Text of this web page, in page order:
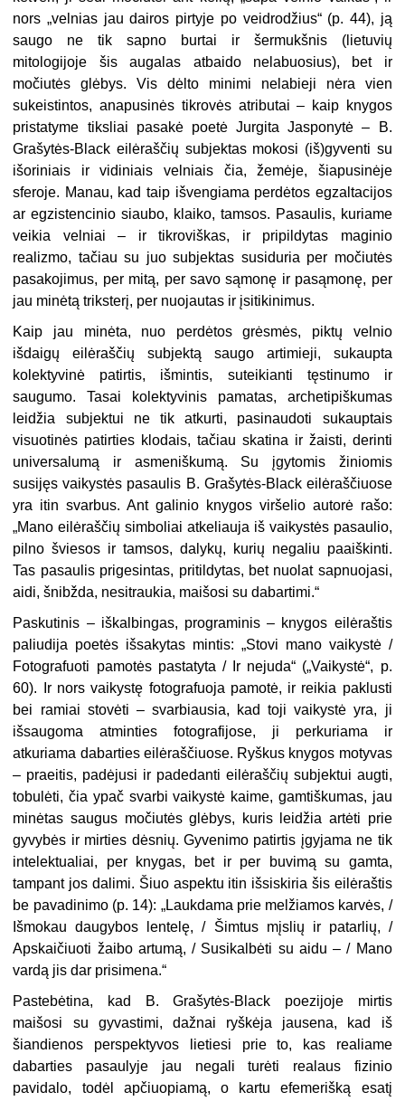
nors „velnias jau dairos pirtyje po veidrodžius“ (p. 44), ją
saugo ne tik sapno burtai ir šermukšnis (lietuvių
mitologijoje šis augalas atbaido nelabuosius), bet ir
močiutės glėbys. Vis dėlto minimi nelabieji nėra vien
sukeistintos, anapusinės tikrovės atributai – kaip knygos
pristatyme tiksliai pasakė poetė Jurgita Jasponytė – B.
Grašytės-Black eilėraščių subjektas mokosi (iš)gyventi su
išoriniais ir vidiniais velniais čia, žemėje, šiapusinėje
sferoje. Manau, kad taip išvengiama perdėtos egzaltacijos
ar egzistencinio siaubo, klaiko, tamsos. Pasaulis, kuriame
veikia velniai – ir tikroviškas, ir pripildytas maginio
realizmo, tačiau su juo subjektas susiduria per močiutės
pasakojimus, per mitą, per savo sąmonę ir pasąmonę, per
jau minėtą triksterį, per nuojautas ir įsitikinimus.
Kaip jau minėta, nuo perdėtos grėsmės, piktų velnio
išdaigų eilėraščių subjektą saugo artimieji, sukaupta
kolektyvinė patirtis, išmintis, suteikianti tęstinumo ir
saugumo. Tasai kolektyvinis pamatas, archetipiškumas
leidžia subjektui ne tik atkurti, pasinaudoti sukauptais
visuotinės patirties klodais, tačiau skatina ir žaisti, derinti
universalumą ir asmeniškumą. Su įgytomis žiniomis
susijęs vaikystės pasaulis B. Grašytės-Black eilėraščiuose
yra itin svarbus. Ant galinio knygos viršelio autorė rašo:
„Mano eilėraščių simboliai atkeliauja iš vaikystės pasaulio,
pilno šviesos ir tamsos, dalykų, kurių negaliu paaiškinti.
Tas pasaulis prigesintas, pritildytas, bet nuolat sapnuojasi,
aidi, šnibžda, nesitraukia, maišosi su dabartimi.“
Paskutinis – iškalbingas, programinis – knygos eilėraštis
paliudija poetės išsakytas mintis: „Stovi mano vaikystė /
Fotografuoti pamotės pastatyta / Ir nejuda“ („Vaikystė“, p.
60). Ir nors vaikystę fotografuoja pamotė, ir reikia paklusti
bei ramiai stovėti – svarbiausia, kad toji vaikystė yra, ji
išsaugoma atminties fotografijose, ji perkuriama ir
atkuriama dabarties eilėraščiuose. Ryškus knygos motyvas
– praeitis, padėjusi ir padedanti eilėraščių subjektui augti,
tobulėti, čia ypač svarbi vaikystė kaime, gamtiškumas, jau
minėtas saugus močiutės glėbys, kuris leidžia artėti prie
gyvybės ir mirties dėsnių. Gyvenimo patirtis įgyjama ne tik
intelektualiai, per knygas, bet ir per buvimą su gamta,
tampant jos dalimi. Šiuo aspektu itin išsiskiria šis eilėraštis
be pavadinimo (p. 14): „Laukdama prie melžiamos karvės, /
Išmokau daugybos lentelę, / Šimtus mįslių ir patarlių, /
Apskaičiuoti žaibo artumą, / Susikalbėti su aidu – / Mano
vardą jis dar prisimena.“
Pastebėtina, kad B. Grašytės-Black poezijoje mirtis
maišosi su gyvastimi, dažnai ryškėja jausena, kad iš
šiandienos perspektyvos lietiesi prie to, kas realiame
dabarties pasaulyje jau negali turėti realaus fizinio
pavidalo, todėl apčiuopiamą, o kartu efemerišką esatį